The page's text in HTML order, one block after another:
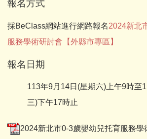
報名方式
採BeClass網站進行網路報名2024新北
服務學術研討會【外縣市專區】
報名日期
113年9月14日(星期六)上午9時至
三)下午17時止
2024新北市0-3歲嬰幼兒托育服務學